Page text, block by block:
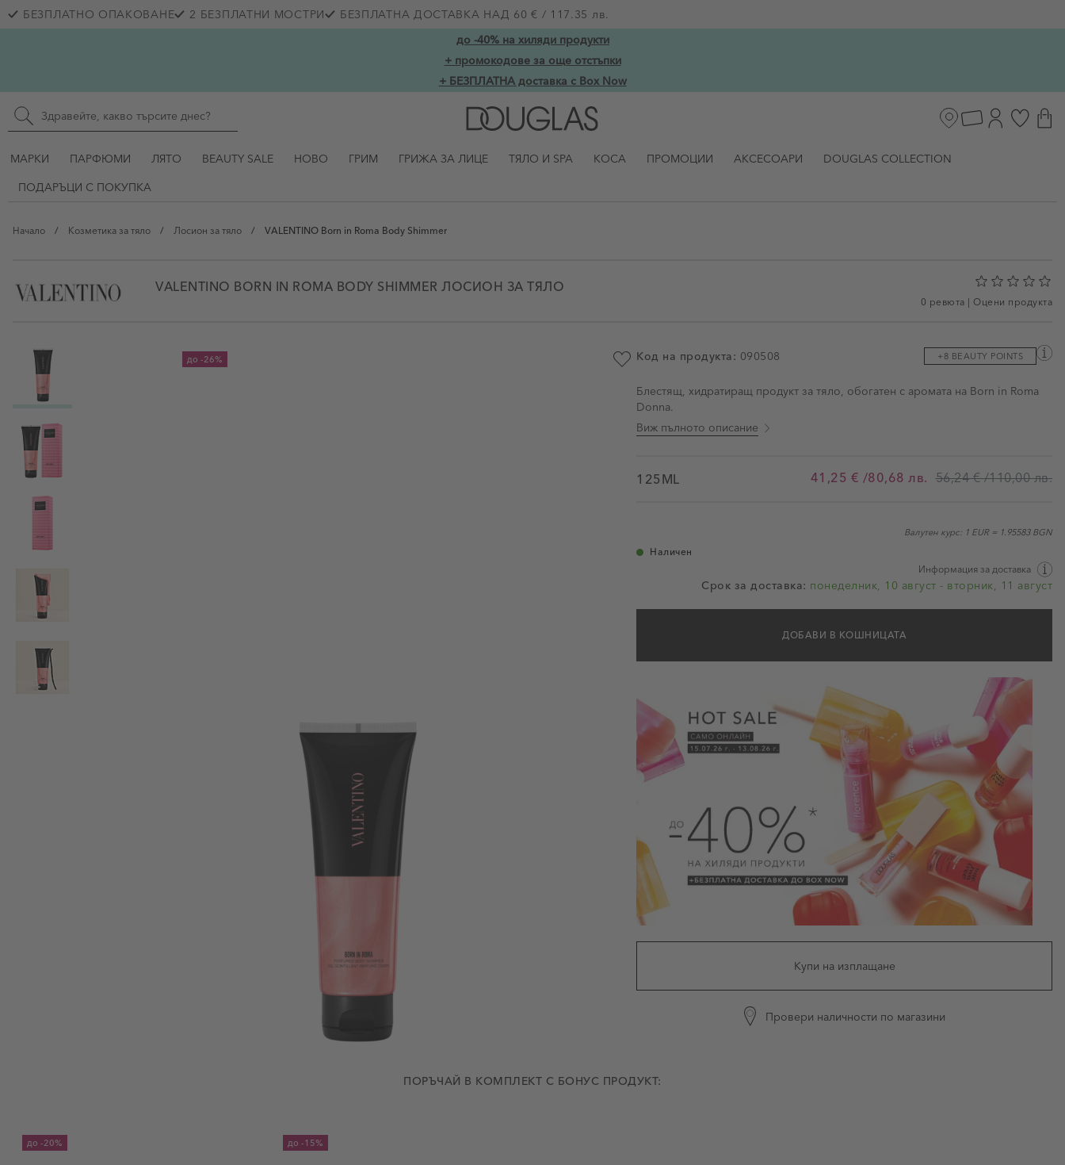
Прескачане към съдържанието
Skip to main content
БЕЗПЛАТНО ОПАКОВАНЕ 2 БЕЗПЛАТНИ МОСТРИ
БЕЗПЛАТНА ДОСТАВКА НАД 60 € / 117.35 лв.
до -40% на хиляди продукти
+ промокодове за още отстъпки
+ БЕЗПЛАТНА доставка с Box Now
Търсене в сайта
МАРКИ ПАРФЮМИ ЛЯТО BEAUTY SALE НОВО ГРИМ ГРИЖА ЗА ЛИЦЕ ТЯЛО И SPA КОСА ПРОМОЦИИ АКСЕСОАРИ
DOUGLAS COLLECTION
ПОДАРЪЦИ С ПОКУПКА
Начало / Козметика за тяло / Лосион за тяло / VALENTINO Born in Roma Body Shimmer
VALENTINO BORN IN ROMA BODY SHIMMER ЛОСИОН ЗА ТЯЛО
0 ревюта | Оцени продукта
Добави в любими
до -26%
View larger image
View larger image
View larger image
View larger image
View larger image
Код на продукта: 090508 +8 BEAUTY POINTS
Блестящ, хидратиращ продукт за тяло, обогатен с аромата на Born in Roma
Donna.
Виж пълното описание
125ML 41,25 € /80,68 лв. 56,24 € /110,00 лв.
Валутен курс: 1 EUR = 1.95583 BGN
Наличен
Информация за доставка
Срок за доставка: понеделник, 10 август - вторник, 11 август
ДОБАВИ В КОШНИЦАТА
Купи на изплащане
Провери наличности по магазини
ПОРЪЧАЙ В КОМПЛЕКТ С БОНУС ПРОДУКТ:
до -20% до -15%